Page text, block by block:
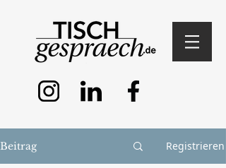
Beitrag Registrieren